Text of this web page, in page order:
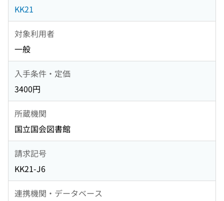
KK21
対象利用者
一般
入手条件・定価
3400円
所蔵機関
国立国会図書館
請求記号
KK21-J6
連携機関・データベース